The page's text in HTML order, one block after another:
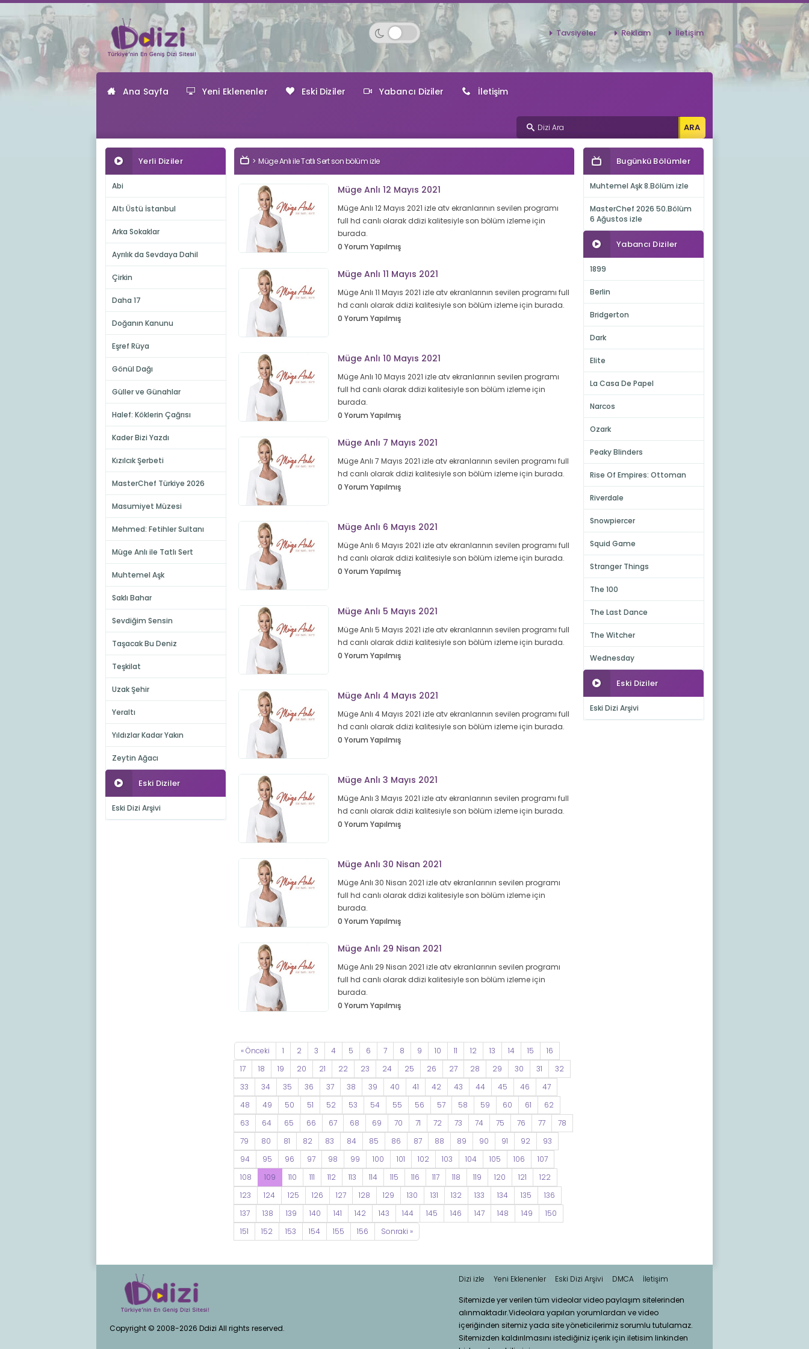
Tavsiyeler Reklam İletişim
Ana Sayfa Yeni Eklenenler Eski Diziler Yabancı Diziler İletişim
Yerli Diziler
Abi
Altı Üstü İstanbul
Arka Sokaklar
Ayrılık da Sevdaya Dahil
Çirkin
Daha 17
Doğanın Kanunu
Eşref Rüya
Gönül Dağı
Güller ve Günahlar
Halef: Köklerin Çağrısı
Kader Bizi Yazdı
Kızılcık Şerbeti
MasterChef Türkiye 2026
Masumiyet Müzesi
Mehmed: Fetihler Sultanı
Müge Anlı ile Tatlı Sert
Muhtemel Aşk
Saklı Bahar
Sevdiğim Sensin
Taşacak Bu Deniz
Teşkilat
Uzak Şehir
Yeraltı
Yıldızlar Kadar Yakın
Zeytin Ağacı
Eski Diziler
Eski Dizi Arşivi
Müge Anlı ile Tatlı Sert son bölüm izle
Müge Anlı 12 Mayıs 2021
Müge Anlı 12 Mayıs 2021 izle atv ekranlarının sevilen programı
full hd canlı olarak ddizi kalitesiyle son bölüm izleme için
burada.
0 Yorum Yapılmış
Müge Anlı 11 Mayıs 2021
Müge Anlı 11 Mayıs 2021 izle atv ekranlarının sevilen programı full
hd canlı olarak ddizi kalitesiyle son bölüm izleme için burada.
0 Yorum Yapılmış
Müge Anlı 10 Mayıs 2021
Müge Anlı 10 Mayıs 2021 izle atv ekranlarının sevilen programı
full hd canlı olarak ddizi kalitesiyle son bölüm izleme için
burada.
0 Yorum Yapılmış
Müge Anlı 7 Mayıs 2021
Müge Anlı 7 Mayıs 2021 izle atv ekranlarının sevilen programı full
hd canlı olarak ddizi kalitesiyle son bölüm izleme için burada.
0 Yorum Yapılmış
Müge Anlı 6 Mayıs 2021
Müge Anlı 6 Mayıs 2021 izle atv ekranlarının sevilen programı full
hd canlı olarak ddizi kalitesiyle son bölüm izleme için burada.
0 Yorum Yapılmış
Müge Anlı 5 Mayıs 2021
Müge Anlı 5 Mayıs 2021 izle atv ekranlarının sevilen programı full
hd canlı olarak ddizi kalitesiyle son bölüm izleme için burada.
0 Yorum Yapılmış
Müge Anlı 4 Mayıs 2021
Müge Anlı 4 Mayıs 2021 izle atv ekranlarının sevilen programı full
hd canlı olarak ddizi kalitesiyle son bölüm izleme için burada.
0 Yorum Yapılmış
Müge Anlı 3 Mayıs 2021
Müge Anlı 3 Mayıs 2021 izle atv ekranlarının sevilen programı full
hd canlı olarak ddizi kalitesiyle son bölüm izleme için burada.
0 Yorum Yapılmış
Müge Anlı 30 Nisan 2021
Müge Anlı 30 Nisan 2021 izle atv ekranlarının sevilen programı
full hd canlı olarak ddizi kalitesiyle son bölüm izleme için
burada.
0 Yorum Yapılmış
Müge Anlı 29 Nisan 2021
Müge Anlı 29 Nisan 2021 izle atv ekranlarının sevilen programı
full hd canlı olarak ddizi kalitesiyle son bölüm izleme için
burada.
0 Yorum Yapılmış
« Önceki 1 2 3 4 5 6 7 8 9 10 11 12 13 14 15
16
17
18 19 20 21 22 23 24 25 26 27 28 29 30 31
32
33
34 35 36 37 38 39 40 41 42 43 44 45 46
47
48
49 50 51 52 53 54 55 56 57 58 59 60 61
62
63
64 65 66 67 68 69 70 71 72 73 74 75 76 77
78
79
80 81 82 83 84 85 86 87 88 89 90 91 92
93
94
95 96 97 98 99 100 101 102 103 104 105 106
107
108
109 110 111 112 113 114 115 116 117 118 119 120 121
122
123
124 125 126 127 128 129 130 131 132 133 134 135
136
137
138 139 140 141 142 143 144 145 146 147 148 149
150
151
152 153 154 155 156 Sonraki »
Bugünkü Bölümler
Muhtemel Aşk 8.Bölüm izle
MasterChef 2026 50.Bölüm
6 Ağustos izle
Yabancı Diziler
1899
Berlin
Bridgerton
Dark
Elite
La Casa De Papel
Narcos
Ozark
Peaky Blinders
Rise Of Empires: Ottoman
Riverdale
Snowpiercer
Squid Game
Stranger Things
The 100
The Last Dance
The Witcher
Wednesday
Eski Diziler
Eski Dizi Arşivi
Copyright © 2008-2026 Ddizi All rights reserved.
Dizi izle Yeni Eklenenler Eski Dizi Arşivi DMCA İletişim
Sitemizde yer verilen tüm videolar video paylaşım sitelerinden
alınmaktadır.Videolara yapılan yorumlardan ve video
içeriğinden sitemiz yada site yöneticilerimiz sorumlu tutulamaz.
Sitemizden kaldırılmasını istediğiniz içerik için iletisim linkinden